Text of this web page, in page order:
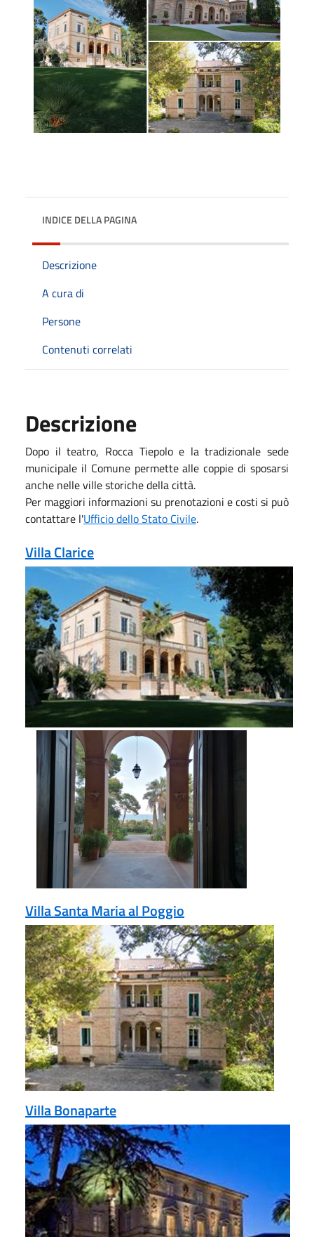
INDICE DELLA PAGINA
Descrizione
A cura di
Persone
Contenuti correlati
Descrizione
Dopo il teatro, Rocca Tiepolo e la tradizionale sede
municipale il Comune permette alle coppie di sposarsi
anche nelle ville storiche della città.
Per maggiori informazioni su prenotazioni e costi si può
contattare l'Ufficio dello Stato Civile.
Villa Clarice
Villa Santa Maria al Poggio
Villa Bonaparte